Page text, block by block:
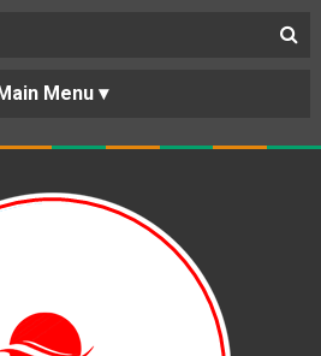
BERANDA
PORTOFOLIO
KARIR